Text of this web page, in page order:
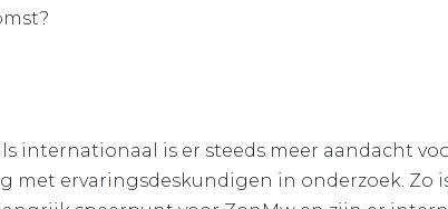
internationaal is er steeds meer aandacht
met ervarings­deskundigen in onderzoek.